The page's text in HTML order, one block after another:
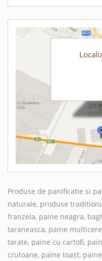
Produse de panificatie si
naturale, produse
franzela, paine neagra,
taraneasca, paine
tarate, paine cu cartofi,
crutoane, paine toast,